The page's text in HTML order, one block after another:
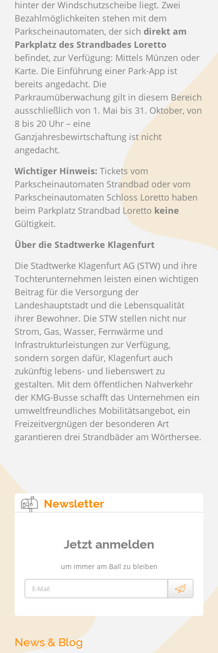
hinter der Windschutzscheibe liegt. Zwei
Bezahlmöglichkeiten stehen mit dem
Parkscheinautomaten, der sich direkt am
Parkplatz des Strandbades Loretto
befindet, zur Verfügung: Mittels Münzen oder
Karte. Die Einführung einer Park-App ist
bereits angedacht. Die
Parkraumüberwachung gilt in diesem Bereich
ausschließlich von 1. Mai bis 31. Oktober, von
8 bis 20 Uhr – eine
Ganzjahresbewirtschaftung ist nicht
angedacht.
Wichtiger Hinweis: Tickets vom
Parkscheinautomaten Strandbad oder vom
Parkscheinautomaten Schloss Loretto haben
beim Parkplatz Strandbad Loretto keine
Gültigkeit.
Über die Stadtwerke Klagenfurt
Die Stadtwerke Klagenfurt AG (STW) und ihre
Tochterunternehmen leisten einen wichtigen
Beitrag für die Versorgung der
Landeshauptstadt und die Lebensqualität
ihrer Bewohner. Die STW stellen nicht nur
Strom, Gas, Wasser, Fernwärme und
Infrastrukturleistungen zur Verfügung,
sondern sorgen dafür, Klagenfurt auch
zukünftig lebens- und liebenswert zu
gestalten. Mit dem öffentlichen Nahverkehr
der KMG-Busse schafft das Unternehmen ein
umweltfreundliches Mobilitätsangebot, ein
Freizeitvergnügen der besonderen Art
garantieren drei Strandbäder am Wörthersee.
Newsletter
Jetzt anmelden
um immer am Ball zu bleiben
E-Mail
News & Blog